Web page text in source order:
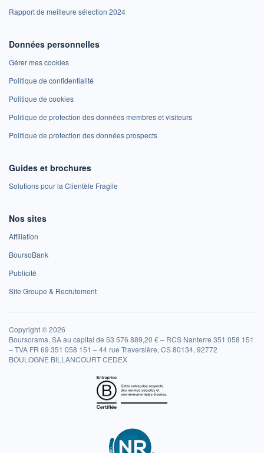
Rapport de meilleure sélection 2024
Données personnelles
Gérer mes cookies
Politique de confidentialité
Politique de cookies
Politique de protection des données membres et visiteurs
Politique de protection des données prospects
Guides et brochures
Solutions pour la Clientèle Fragile
Nos sites
Affiliation
BoursoBank
Publicité
Site Groupe & Recrutement
Copyright © 2026
Boursorama, SA au capital de 53 576 889,20 € – RCS Nanterre 351 058 151
– TVA FR 69 351 058 151 – 44 rue Traversière, CS 80134, 92772
BOULOGNE BILLANCOURT CEDEX